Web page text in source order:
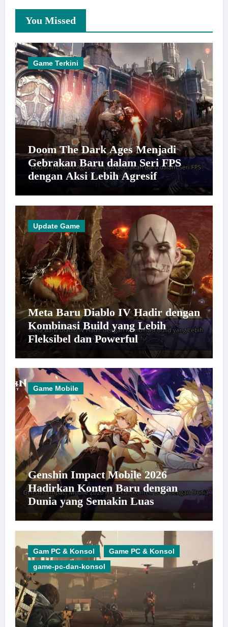
You Missed
Game Terkini
Doom The Dark Ages Menjadi
Gebrakan Baru dalam Seri FPS
dengan Aksi Lebih Agresif
Update Game
Meta Baru Diablo IV Hadir dengan
Kombinasi Build yang Lebih
Fleksibel dan Powerful
Game Mobile
Genshin Impact Mobile 2026
Hadirkan Konten Baru dengan
Dunia yang Semakin Luas
Gam PC & Konsol
Game PC & Konsol
game-pc-dan-konsol